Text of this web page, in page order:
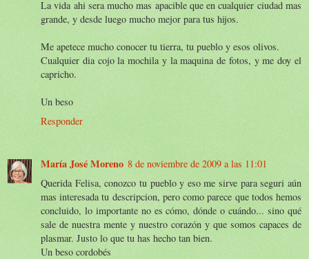
La vida ahi sera mucho mas apacible que en cualquier ciudad mas
grande, y desde luego mucho mejor para tus hijos.
Me apetece mucho conocer tu tierra, tu pueblo y esos olivos.
Cualquier dia cojo la mochila y la maquina de fotos, y me doy el
capricho.
Un beso
Responder
María José Moreno 8 de noviembre de 2009 a las 11:01
Querida Felisa, conozco tu pueblo y eso me sirve para seguri aún
mas interesada tu descripcion, pero como parece que todos hemos
concluido, lo importante no es cómo, dónde o cuándo... sino qué
sale de nuestra mente y nuestro corazón y que somos capaces de
plasmar. Justo lo que tu has hecho tan bien.
Un beso cordobés